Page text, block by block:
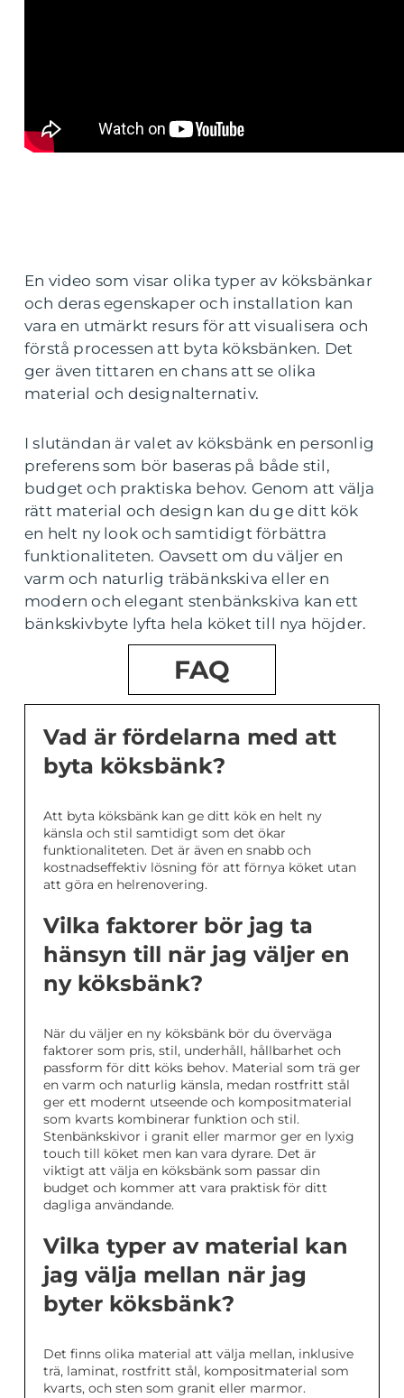
En video som visar olika typer av köksbänkar
och deras egenskaper och installation kan
vara en utmärkt resurs för att visualisera och
förstå processen att byta köksbänken. Det
ger även tittaren en chans att se olika
material och designalternativ.
I slutändan är valet av köksbänk en personlig
preferens som bör baseras på både stil,
budget och praktiska behov. Genom att välja
rätt material och design kan du ge ditt kök
en helt ny look och samtidigt förbättra
funktionaliteten. Oavsett om du väljer en
varm och naturlig träbänkskiva eller en
modern och elegant stenbänkskiva kan ett
bänkskivbyte lyfta hela köket till nya höjder.
FAQ
Vad är fördelarna med att
byta köksbänk?
Att byta köksbänk kan ge ditt kök en helt ny
känsla och stil samtidigt som det ökar
funktionaliteten. Det är även en snabb och
kostnadseffektiv lösning för att förnya köket utan
att göra en helrenovering.
Vilka faktorer bör jag ta
hänsyn till när jag väljer en
ny köksbänk?
När du väljer en ny köksbänk bör du överväga
faktorer som pris, stil, underhåll, hållbarhet och
passform för ditt köks behov. Material som trä ger
en varm och naturlig känsla, medan rostfritt stål
ger ett modernt utseende och kompositmaterial
som kvarts kombinerar funktion och stil.
Stenbänkskivor i granit eller marmor ger en lyxig
touch till köket men kan vara dyrare. Det är
viktigt att välja en köksbänk som passar din
budget och kommer att vara praktisk för ditt
dagliga användande.
Vilka typer av material kan
jag välja mellan när jag
byter köksbänk?
Det finns olika material att välja mellan, inklusive
trä, laminat, rostfritt stål, kompositmaterial som
kvarts, och sten som granit eller marmor.